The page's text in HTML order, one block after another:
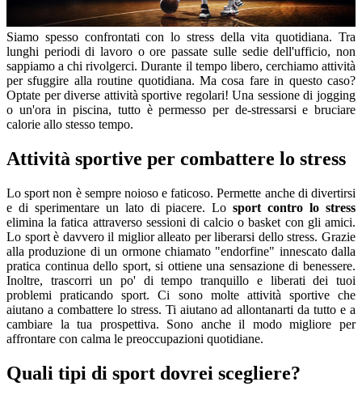
Siamo spesso confrontati con lo stress della vita quotidiana. Tra
lunghi periodi di lavoro o ore passate sulle sedie dell'ufficio, non
sappiamo a chi rivolgerci. Durante il tempo libero, cerchiamo attività
per sfuggire alla routine quotidiana. Ma cosa fare in questo caso?
Optate per diverse attività sportive regolari! Una sessione di jogging
o un'ora in piscina, tutto è permesso per de-stressarsi e bruciare
calorie allo stesso tempo.
Attività sportive per combattere lo stress
Lo sport non è sempre noioso e faticoso. Permette anche di divertirsi
e di sperimentare un lato di piacere. Losport contro lo stress
elimina la fatica attraverso sessioni di calcio o basket con gli amici.
Lo sport è davvero il miglior alleato per liberarsi dello stress. Grazie
alla produzione di un ormone chiamato "endorfine" innescato dalla
pratica continua dello sport, si ottiene una sensazione di benessere.
Inoltre, trascorri un po' di tempo tranquillo e liberati dei tuoi
problemi praticando sport. Ci sono molte attività sportive che
aiutano a combattere lo stress. Ti aiutano ad allontanarti da tutto e a
cambiare la tua prospettiva. Sono anche il modo migliore per
affrontare con calma le preoccupazioni quotidiane.
Quali tipi di sport dovrei scegliere?